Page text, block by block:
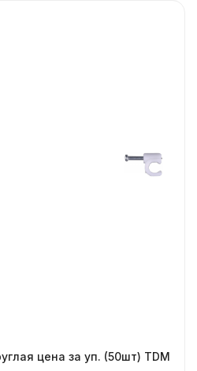
цена за уп. (50шт) TDM